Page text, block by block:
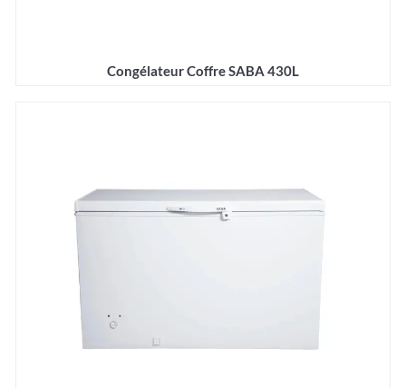
Congélateur Coffre SABA 430L